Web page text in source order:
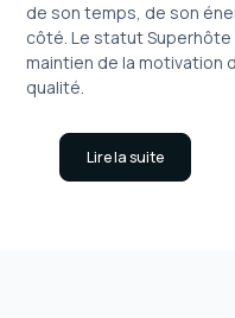
de son temps, de son
côté. Le statut Superhôte
maintien de la motivation
qualité.
Lire la suite